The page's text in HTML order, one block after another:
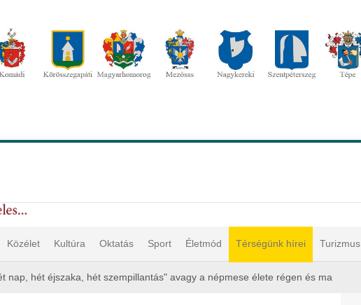
Közélet Kultúra Oktatás Sport Életmód Térségünk hírei Turizmus
nap, hét éjszaka, hét szempillantás" avagy a népmese élete régen és ma